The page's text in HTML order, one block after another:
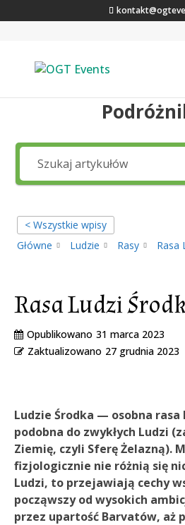
< Wszystkie wpisy
Główne
Ludzie Rasy Rasa
Rasa Ludzi
Opublikowano 31 marca 2023
Zaktualizowano 27 grudnia 2023
Ludzie Środka — osobna rasa
podobna do zwykłych Ludzi
Ziemię, czyli Sferę Żelazną).
fizjologicznie nie różnią się
Ludzi, to przejawiają cechy
począwszy od wysokich
przez upartość Barvatów, aż